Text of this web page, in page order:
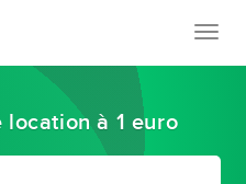
location à 1 euro